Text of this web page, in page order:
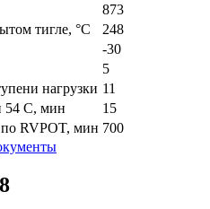
873
тигле, °C
248
-30
5
нагрузки 11
54 С, мин
15
по RVPOT, мин 700